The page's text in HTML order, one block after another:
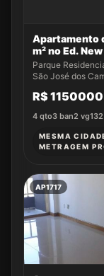
Apartamento
m² no Ed.
Apto 14
Parque
São José dos
R$ 1150000
4 qto3 ban2 vg132
MESMA
METRAGEM
AP1717